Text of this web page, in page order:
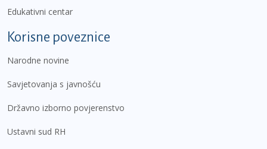
Edukativni centar
Korisne poveznice
Narodne novine
Savjetovanja s javnošću
Državno izborno povjerenstvo
Ustavni sud RH